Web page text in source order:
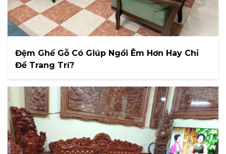
Đệm Ghế Gỗ Có Giúp Ngồi Êm Hơn Hay Chỉ
Để Trang Trí?